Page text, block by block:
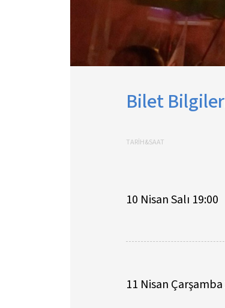
Bilet
TARİH&SAAT
10 Nisan Salı 19:00
11 Nisan Çarşamba